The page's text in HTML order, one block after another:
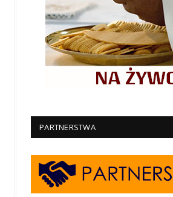
PARTNERSTWA